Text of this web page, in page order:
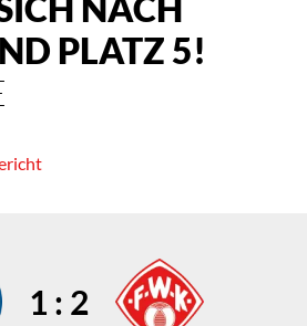
PLATZ 5!
1 : 2